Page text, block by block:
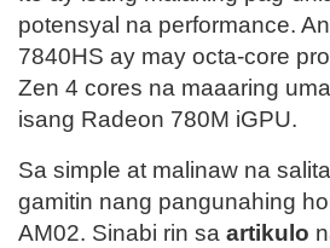
potensyal na performance.
7840HS ay may octa-core
Zen 4 cores na maaaring
isang Radeon 780M iGPU.
Sa simple at malinaw na
gamitin nang pangunahing
AM02. Sinabi rin sa artikulo